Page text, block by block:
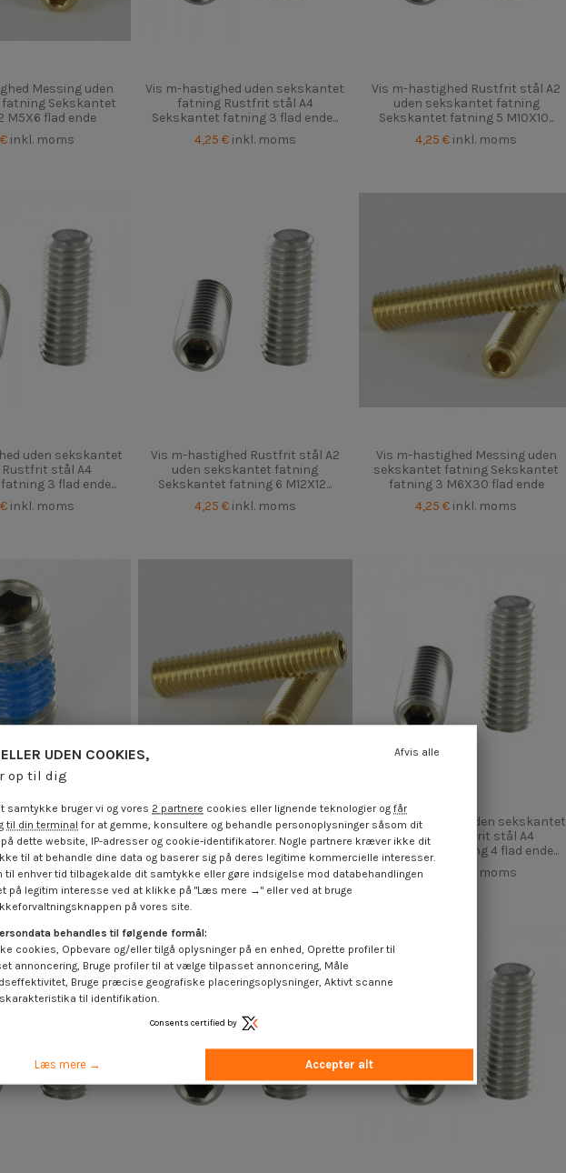
Messing uden
Sekskantet
M5X6 flad ende
inkl. moms
Vis m-hastighed uden sekskantet
fatning Rustfrit stål A4
Sekskantet fatning 3 flad ende...
4,25 € inkl. moms
Vis m-hastighed Rustfrit stål A2
uden sekskantet fatning
Sekskantet fatning 5 M10X10...
4,25 € inkl. moms
uden sekskantet
stål A4
3 flad ende...
inkl. moms
Vis m-hastighed Rustfrit stål A2
uden sekskantet fatning
Sekskantet fatning 6 M12X12...
4,25 € inkl. moms
Vis m-hastighed Messing uden
sekskantet fatning Sekskantet
fatning 3 M6X30 flad ende
4,25 € inkl. moms
Rustfrit stål A2
fatning
3 M6X8 flad...
inkl. moms
Vis m-hastighed Messing uden
sekskantet fatning Sekskantet
fatning 3 M6X6 flad ende
4,25 €inkl. moms
Vis m-hastighed uden sekskantet
fatning Rustfrit stål A4
Sekskantet fatning 4 flad ende...
4,25 €
inkl. moms
UDEN COOKIES,
op til dig
Afvis alle
samtykke bruger vi og vores 2 partnere cookies eller lignende teknologier og får
til din terminal for at gemme, konsultere og behandle personoplysninger såsom dit
dette website, IP-adresser og cookie-identifikatorer. Nogle partnere kræver ikke dit
til at behandle dine data og baserer sig på deres legitime kommercielle interesser.
til enhver tid tilbagekalde dit samtykke eller gøre indsigelse mod databehandlingen
på legitim interesse ved at klikke på "Læs mere →" eller ved at bruge
på vores site.
behandles til følgende formål:
cookies, Opbevare og/eller tilgå oplysninger på en enhed, Oprette profiler til
annoncering, Bruge profiler til at vælge tilpasset annoncering, Måle
Bruge præcise geografiske placeringsoplysninger, Aktivt scanne
til identifikation.
Consents certified by
Læs mere → Accepter alt